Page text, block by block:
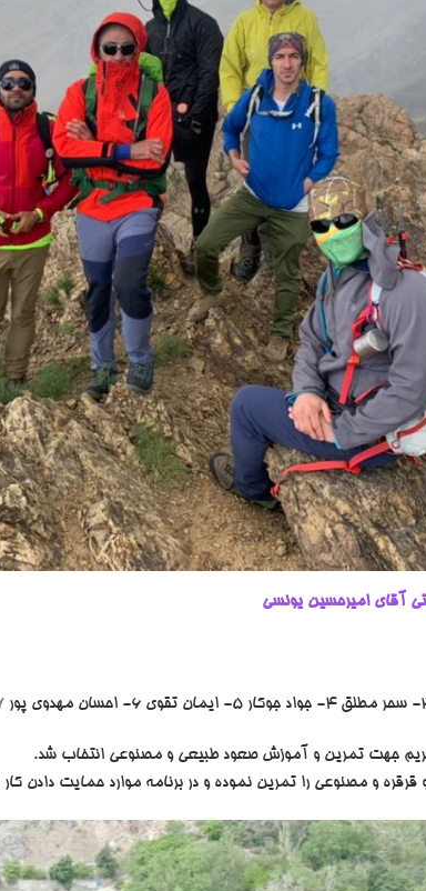
آقای امیرحسین یونسی
جهت تمرین و آموزش صعود طبیعی و مصنوعی انتخاب شد.
و مصنوعی را تمرین نموده و در برنامه موارد حمایت دادن